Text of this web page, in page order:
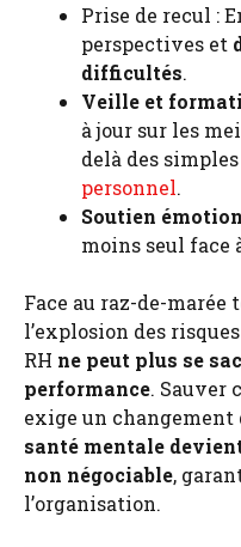
Prise de recul :
perspectives et
difficultés.
Veille et
à jour sur les
delà des simples
personnel.
Soutien
moins seul face
Face au raz-de-marée
l’explosion des
RH ne peut plus se
performance. Sauver
exige un changement
santé mentale
non négociable,
l’organisation.